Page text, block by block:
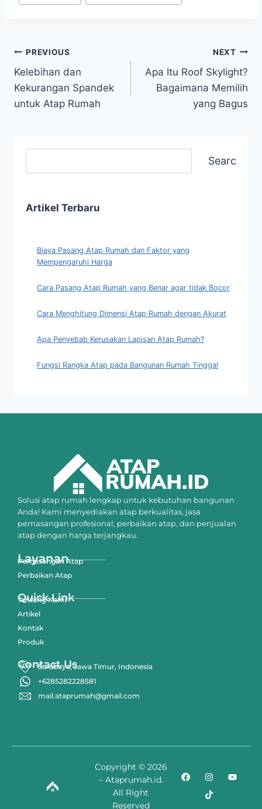
PREVIOUS
Kelebihan dan
Kekurangan Spandek
untuk Atap Rumah
NEXT
Apa Itu Roof Skylight?
Bagaimana Memilih
yang Bagus
Search
Artikel Terbaru
Biaya Pasang Atap Rumah dan Faktor yang
Mempengaruhi Harga
Cara Pasang Atap Rumah yang Benar agar tidak Bocor
Cara Menghitung Dimensi Atap Rumah dengan Akurat
Apa Penyebab Kerusakan Lapisan Atap Rumah?
Fungsi Rangka Atap pada Bangunan Rumah Tinggal
Solusi atap rumah lengkap untuk kebutuhan bangunan
Anda! Kami menyediakan atap berkualitas, jasa
pemasangan profesional, perbaikan atap, dan penjualan
atap dengan harga terjangkau.
Layanan
Pemasangan Atap
Perbaikan Atap
Quick Link
Tentang Kami
Artikel
Kontak
Produk
Contact Us
Surabaya, Jawa Timur, Indonesia
+6285282228581
mail.ataprumah@gmail.com
Copyright © 2026
– Ataprumah.id.
All Right
Reserved